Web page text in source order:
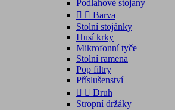
Podlahové stojany
  Barva
Stolní stojánky
Husí krky
Mikrofonní tyče
Stolní ramena
Pop filtry
Příslušenství
  Druh
Stropní držáky